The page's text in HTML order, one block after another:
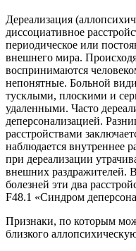
Дереализация
диссоциативное
периодическое или
внешнего мира.
воспринимаются
непонятные. Больной
тусклыми, плоскими и
удаленными. Часто
деперсонализацией.
расстройствами
наблюдается внутреннее
при дереализации
внешних раздражителей.
болезней эти два
F48.1 «Синдром
Признаки, по которым
близкого